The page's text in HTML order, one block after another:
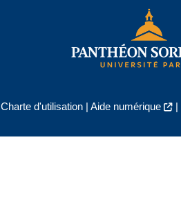
Charte d'utilisation| Aide numérique |